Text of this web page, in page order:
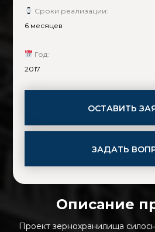
Сроки реализации:
6 месяцев
Год:
2017
ОСТАВИТЬ
ЗАДАТЬ
Описание
Проект зернохранилища